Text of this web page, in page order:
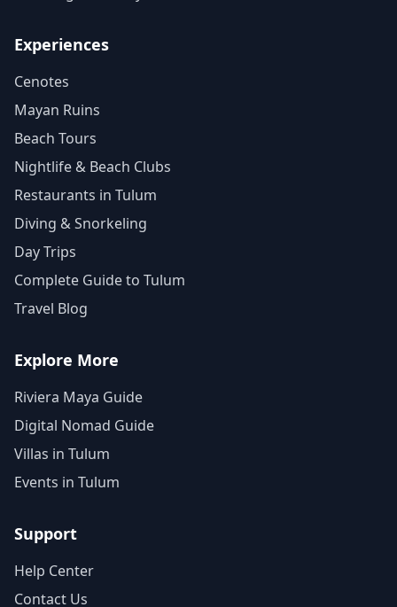
Experiences
Cenotes
Mayan Ruins
Beach Tours
Nightlife & Beach Clubs
Restaurants in Tulum
Diving & Snorkeling
Day Trips
Complete Guide to Tulum
Travel Blog
Explore More
Riviera Maya Guide
Digital Nomad Guide
Villas in Tulum
Events in Tulum
Support
Help Center
Contact Us